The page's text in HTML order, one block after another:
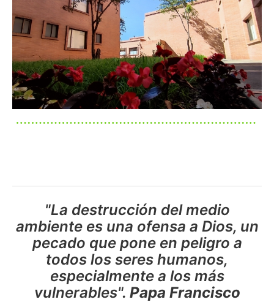
Imagen
"La destrucción del medio
ambiente es una ofensa a Dios, un
pecado que pone en peligro a
todos los seres humanos,
especialmente a los más
vulnerables". Papa Francisco